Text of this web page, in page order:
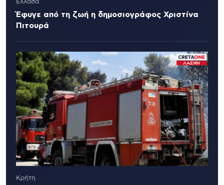
Ελλάδα
Έφυγε από τη ζωή η δημοσιογράφος Χριστίνα
Πιτουρά
Κρήτη